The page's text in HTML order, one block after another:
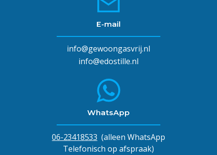
E-mail
info@gewoongasvrij.nl
info@edostille.nl
WhatsApp
06-23418533 (alleen WhatsApp
Telefonisch op afspraak)